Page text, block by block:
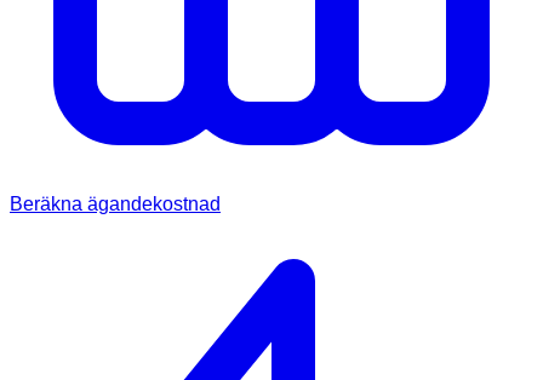
Beräkna ägandekostnad